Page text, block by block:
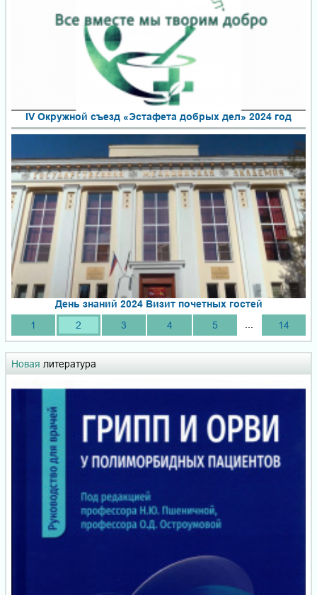
IV Окружной съезд «Эстафета добрых дел» 2024 год
День знаний 2024 Визит почетных гостей
1
2 3 4 5 ... 14
Новая литература